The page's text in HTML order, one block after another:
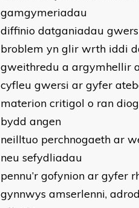
gamgymeriadau
diffinio datganiadau
broblem yn glir wrth iddi
gweithredu a argymhellir
cyfleu gwersi ar gyfer
materion critigol o ran
bydd angen
neilltuo perchnogaeth ar
neu sefydliadau
pennu’r gofynion ar gyfer
gynnwys amserlenni,